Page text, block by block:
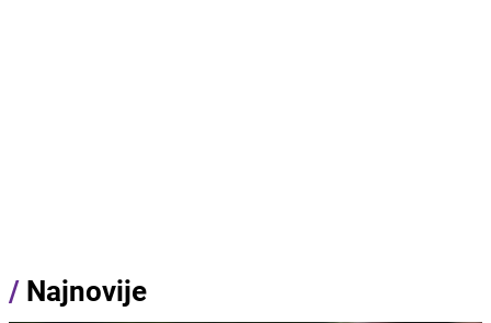
/ Najnovije